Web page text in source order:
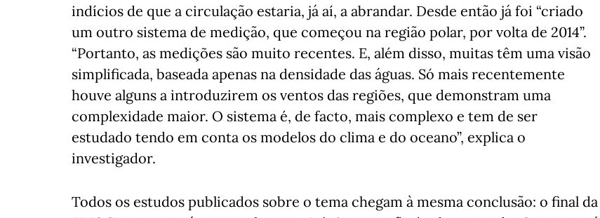
indícios de que a circulação estaria, já aí, a abrandar. Desde então já foi “criado
um outro sistema de medição, que começou na região polar, por volta de 2014”.
“Portanto, as medições são muito recentes. E, além disso, muitas têm uma visão
simplificada, baseada apenas na densidade das águas. Só mais recentemente
houve alguns a introduzirem os ventos das regiões, que demonstram uma
complexidade maior. O sistema é, de facto, mais complexo e tem de ser
estudado tendo em conta os modelos do clima e do oceano”, explica o
investigador.
Todos os estudos publicados sobre o tema chegam à mesma conclusão: o final da